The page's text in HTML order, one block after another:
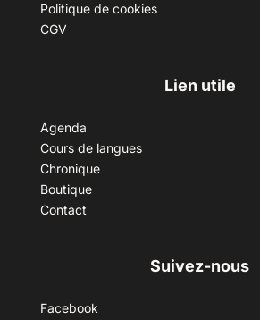
Politique de cookies
CGV
Lien utile
Agenda
Cours de langues
Chronique
Boutique
Contact
Suivez-nous
Facebook